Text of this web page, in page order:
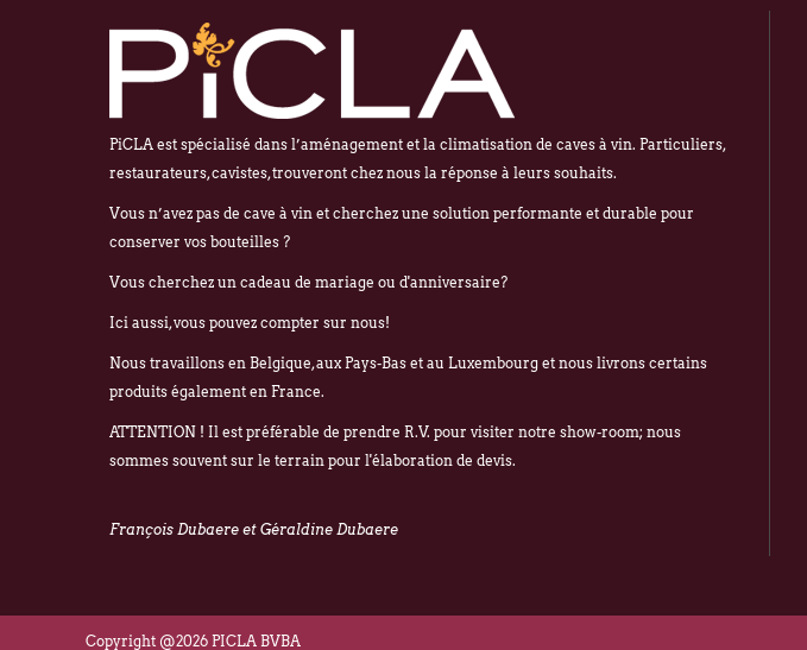
PiCLA est spécialisé dans l’aménagement et la climatisation de caves à vin. Particuliers,
restaurateurs, cavistes, trouveront chez nous la réponse à leurs souhaits.
Vous n’avez pas de cave à vin et cherchez une solution performante et durable pour
conserver vos bouteilles ?
Vous cherchez un cadeau de mariage ou d'anniversaire?
Ici aussi, vous pouvez compter sur nous!
Nous travaillons en Belgique, aux Pays-Bas et au Luxembourg et nous livrons certains
produits également en France.
ATTENTION ! Il est préférable de prendre R.V. pour visiter notre show-room; nous
sommes souvent sur le terrain pour l'élaboration de devis.
François Dubaere et Géraldine Dubaere
Copyright @2026 PICLA BVBA